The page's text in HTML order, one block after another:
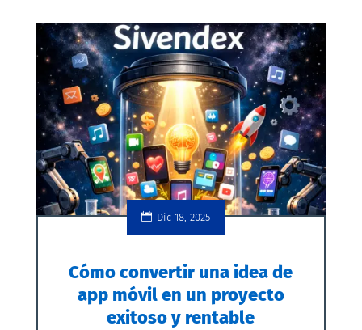
Dic 18, 2025
Cómo convertir una idea de
app móvil en un proyecto
exitoso y rentable